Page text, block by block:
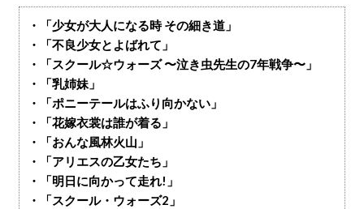
・「少女が大人になる時 その細き道」
・「不良少女とよばれて」
・「スクール☆ウォーズ 〜泣き虫先生の7年戦争〜」
・「乳姉妹」
・「ポニーテールはふり向かない」
・「花嫁衣裳は誰が着る」
・「おんな風林火山」
・「アリエスの乙女たち」
・「明日に向かって走れ!」
・「スクール・ウォーズ2」